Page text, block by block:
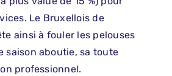
Le Bruxellois de
ainsi à fouler les pelouses
saison aboutie, sa toute
professionnel.